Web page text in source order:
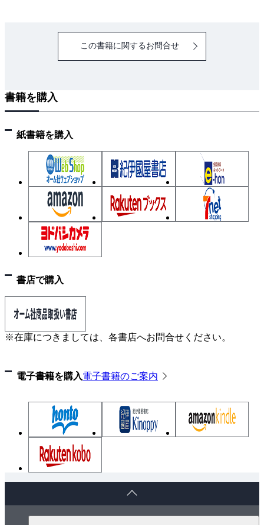
Chapter 4 Webシステムに関連するPythonモジュールの
4.1.1 HTTPとHTML
4.1.2 HTTPによる情報交換の基本
4.2 Webサーバの構築
4.2.1 Webサーバの動作原理
4.2.2 SimpleHTTPServerによるサーバの構築
4.3 Webクライアントの構築
4.3.1 webbrowserによるWebページの表示
4.3.2 urllibによるデータの取得
4.3.3 HtmlParserによる特定の情報の抽出
演習問題４
A 2進数
INDEX
この書籍に関するお問合せ
書籍を購入
紙書籍を購入
書店で購入
※在庫につきましては、各書店へお問合せください。
電子書籍を購入電子書籍のご案内